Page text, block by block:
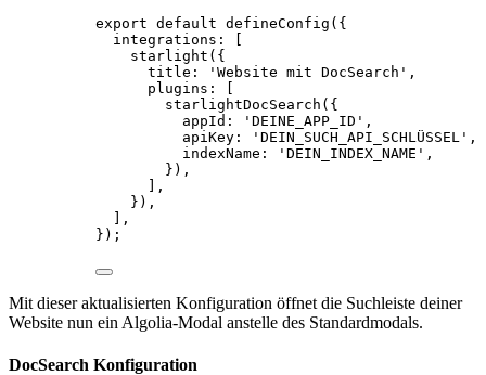
export default defineConfig ({
integrations: [
starlight ({
title:
' Website mit DocSearch ' ,
plugins: [
starlightDocSearch ({
appId:
' DEINE_APP_ID ' ,
apiKey:
' DEIN_SUCH_API_SCHLÜSSEL ' ,
indexName:
' DEIN_INDEX_NAME ' ,
}),
],
}),
],
});
Mit dieser aktualisierten Konfiguration öffnet die Suchleiste deiner
Website nun ein Algolia-Modal anstelle des Standardmodals.
DocSearch Konfiguration